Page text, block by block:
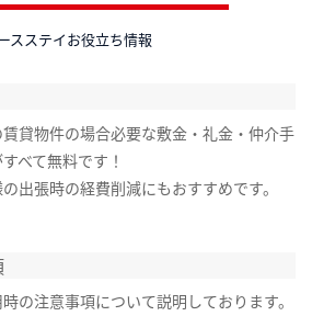
スステイお役立ち情報
貸物件の場合必要な敷金・礼金・仲介手
べて無料です！
出張時の経費削減にもおすすめです。
の注意事項について説明しております。